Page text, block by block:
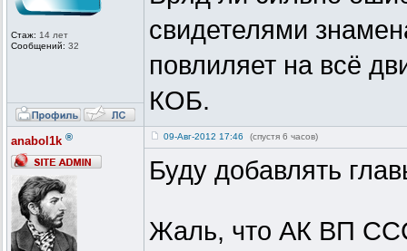
Стаж: 14 лет
Сообщений: 32
свидетелями
повлиляет на всё
КОБ.
anabol1k ® 09-Авг-2012 17:46 (спустя 6 часов)
Буду добавлять
Жаль, что АК ВП